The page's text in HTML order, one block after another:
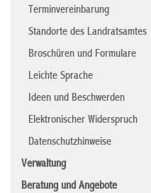
Terminvereinbarung
Standorte des Landratsamtes
Broschüren und Formulare
Leichte Sprache
Ideen und Beschwerden
Elektronischer Widerspruch
Datenschutzhinweise
Verwaltung
Beratung und Angebote